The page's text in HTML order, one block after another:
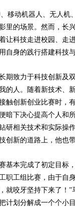
移动机器人、 无人机、
里的场景。然而，长
让科技走进校园、走
自身的践行搭建科技
期致力于科技创新及
的人。
随着新技术、
触创新创业 比赛时 ，
暗下决心提高个人和
研相关技术和实际操
创新的道路上 ， 他也
基本完成了初定目标
职工组比赛，由于自
就咬牙坚持下来了！
计划分解成一个个小